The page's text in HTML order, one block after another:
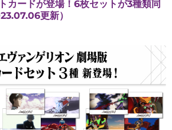
カードが登場！6枚セットが3種類同
更新）